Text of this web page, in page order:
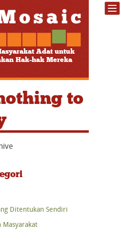
Adat untuk
Hak-hak Mereka
to
Ditentukan Sendiri
Masyarakat